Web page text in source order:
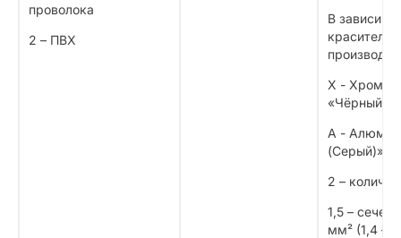
проволока
2 – ПВХ
В
красителя
Х -
«Чёрный» +
А -
(Серый)» –
2 –
1,5 –
мм² (1,4 –